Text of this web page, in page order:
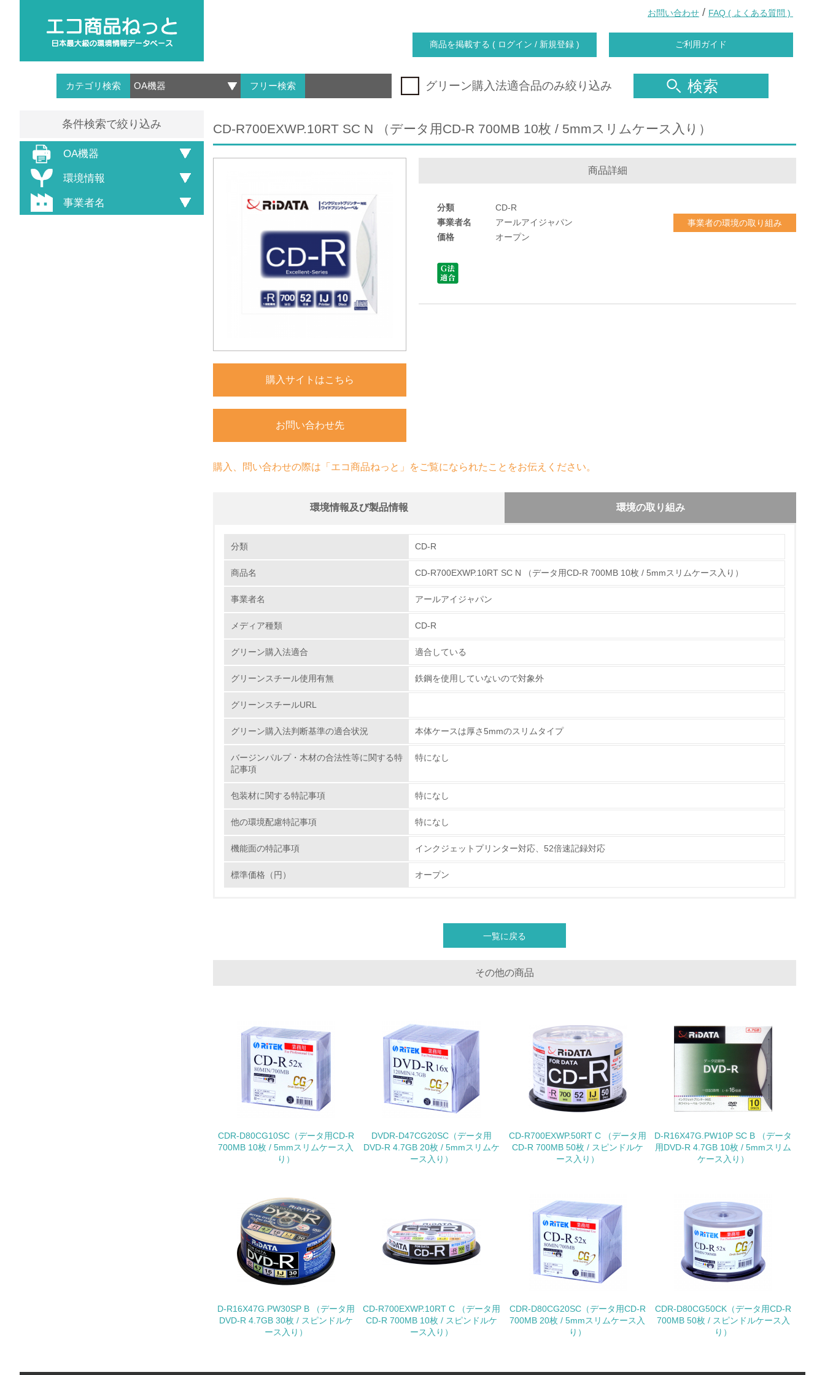
お問い合わせ / FAQ ( よくある質問 )
商品を掲載する ( ログイン / 新規登録 ) ご利用ガイド
カテゴリ検索 フリー検索 グリーン購入法適合品のみ絞り込み 検索
条件検索で絞り込み
OA機器
環境情報
事業者名
CD-R700EXWP.10RT SC N （データ用CD-R 700MB 10枚 / 5mmスリムケース入り）
購入サイトはこちら
お問い合わせ先
商品詳細
分類
CD-R
事業者名
アールアイジャパン
価格
オープン
事業者の環境の取り組み
購入、問い合わせの際は「エコ商品ねっと」をご覧になられたことをお伝えください。
環境情報及び製品情報 環境の取り組み
1.環境取り組み体制
No. チェック項目
10. <L2> 資源とエネルギーの使用量の把握をし、具体的な削減目標や計画を立てている
環境配慮型製品・サービスの製造・販売
<L1> 環境配慮型製品・サービスの製造・販売を積極的に行っている
12. <L2> 環境配慮型製品・サービスの製造・販売状況を把握し、具体的な販売目標や計画を立てている
13. <L1> グリーン購入の取り組み方針を有し、グリーン購入を行っている
14. <L2> 購入している製品・サービスの量と種類を把握し、具体的な目標や計画を立てている
15. <L1> 環境負荷ができるだけ小さい包装・梱包を行っている
分類 CD-R
商品名 CD-R700EXWP.10RT SC N （データ用CD-R 700MB 10枚 / 5mmスリムケース入り）
事業者名 アールアイジャパン
メディア種類 CD-R
グリーン購入法適合 適合している
グリーンスチール使用有無 鉄鋼を使用していないので対象外
グリーンスチールURL
グリーン購入法判断基準の適合状況 本体ケースは厚さ5mmのスリムタイプ
バージンパルプ・木材の合法性等に関する特
記事項
特になし
包装材に関する特記事項 特になし
他の環境配慮特記事項 特になし
機能面の特記事項 インクジェットプリンター対応、52倍速記録対応
標準価格（円） オープン
一覧に戻る
その他の商品
CDR-D80CG10SC（データ用CD-R
700MB 10枚 / 5mmスリムケース入
り）
DVDR-D47CG20SC（データ用
DVD-R 4.7GB 20枚 / 5mmスリムケ
ース入り）
CD-R700EXWP.50RT C （データ用
CD-R 700MB 50枚 / スピンドルケ
ース入り）
D-R16X47G.PW10P SC B （データ
用DVD-R 4.7GB 10枚 / 5mmスリム
ケース入り）
D-R16X47G.PW30SP B （データ用
DVD-R 4.7GB 30枚 / スピンドルケ
ース入り）
CD-R700EXWP.10RT C （データ用
CD-R 700MB 10枚 / スピンドルケ
ース入り）
CDR-D80CG20SC（データ用CD-R
700MB 20枚 / 5mmスリムケース入
り）
CDR-D80CG50CK（データ用CD-R
700MB 50枚 / スピンドルケース入
り）